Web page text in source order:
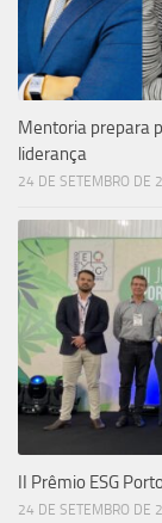
Mentoria prepara
liderança
24 DE SETEMBRO DE
II Prêmio ESG
24 DE SETEMBRO DE